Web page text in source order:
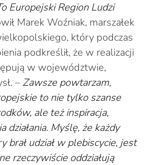
Europejski Region Ludzi
Marek Woźniak, marszałek
który podczas
podkreślił, że w realizacji
w województwie,
– Zawsze powtarzam,
to nie tylko szanse
ale też inspiracja,
działania. Myślę, że każdy
brał udział w plebiscycie, jest
rzeczywiście oddziałują